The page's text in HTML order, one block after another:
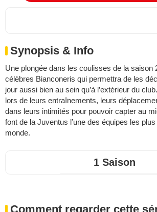
Synopsis & Info
Une plongée dans les coulisses de la saison
célèbres Bianconeris qui permettra de les
jour aussi bien au sein qu’à l’extérieur du
lors de leurs entraînements, leurs
dans leurs intimités pour pouvoir capter au
font de la Juventus l’une des équipes les
monde.
1 Saison
Comment regarder cette